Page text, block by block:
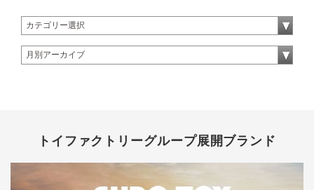
トイファクトリーグループ展開ブランド